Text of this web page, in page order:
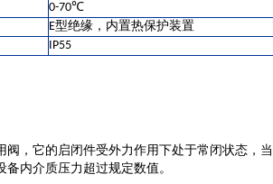
0-70℃
E型绝缘，内置热保护装置
IP55
阀，它的启闭件受外力作用下处于常闭状态，
内介质压力超过规定数值。